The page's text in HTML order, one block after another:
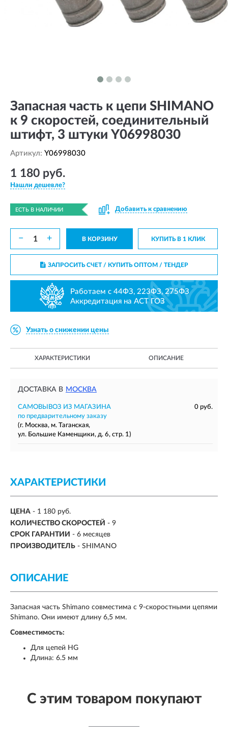
Запасная часть к цепи SHIMANO
к 9 скоростей, соединительный
штифт, 3 штуки Y06998030
Артикул: Y06998030
1 180 руб.
Нашли дешевле?
ЕСТЬ В НАЛИЧИИ Добавить к сравнению
− + В КОРЗИНУ КУПИТЬ В 1 КЛИК
ЗАПРОСИТЬ СЧЕТ / КУПИТЬ ОПТОМ/ ТЕНДЕР
Работаем с 44ФЗ, 223ФЗ, 275ФЗ
Аккредитация на АСТ ГОЗ
Узнать о снижении цены
ХАРАКТЕРИСТИКИ ОПИСАНИЕ
ДОСТАВКА В МОСКВА
САМОВЫВОЗ ИЗ МАГАЗИНА
0 руб.
по предварительному заказу
(г. Москва, м. Таганская,
ул. Большие Каменщики, д. 6, стр. 1)
ХАРАКТЕРИСТИКИ
ЦЕНА - 1 180 руб.
КОЛИЧЕСТВО СКОРОСТЕЙ - 9
СРОК ГАРАНТИИ - 6 месяцев
ПРОИЗВОДИТЕЛЬ - SHIMANO
ОПИСАНИЕ
Запасная часть Shimano совместима с 9-скоростными цепями
Shimano. Они имеют длину 6,5 мм.
Совместимость:
Для цепей HG
Длина: 6.5 мм
С этим товаром покупают